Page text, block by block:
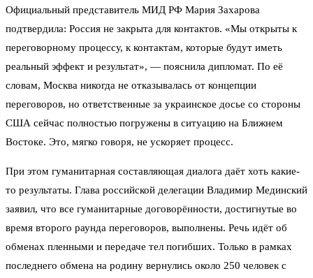
Официальный представитель МИД РФ Мария Захарова
подтвердила: Россия не закрыта для контактов. «Мы открыты к
переговорному процессу, к контактам, которые будут иметь
реальный эффект и результат», — пояснила дипломат. По её
словам, Москва никогда не отказывалась от концепции
переговоров, но ответственные за украинское досье со стороны
США сейчас полностью погружены в ситуацию на Ближнем
Востоке. Это, мягко говоря, не ускоряет процесс.
При этом гуманитарная составляющая диалога даёт хоть какие-
то результаты. Глава российской делегации Владимир Мединский
заявил, что все гуманитарные договорённости, достигнутые во
время второго раунда переговоров, выполнены. Речь идёт об
обменах пленными и передаче тел погибших. Только в рамках
последнего обмена на родину вернулись около 250 человек с